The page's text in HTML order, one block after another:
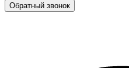
Обратный звонок